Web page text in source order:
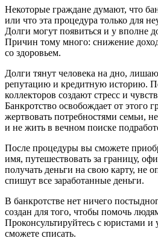
Некоторые граждане думают, что
или что эта процедура только для
Долги могут появиться и у вполне
Причин тому много: снижение
со здоровьем.
Долги тянут человека на дно,
репутацию и кредитную историю.
коллекторов создают стресс и
Банкротство освобождает от этого
жертвовать потребностями семьи,
и не жить в вечном поиске
После процедуры вы сможете
имя, путешествовать за границу,
получать деньги на свою карту, не
спишут все заработанные деньги.
В банкротстве нет ничего
создан для того, чтобы помочь
Проконсультируйтесь с юристами и
сможете списать.